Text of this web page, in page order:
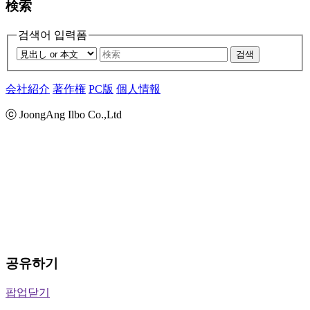
検索
검색어 입력폼
검색
会社紹介 著作権 PC版 個人情報
ⓒ JoongAng Ilbo Co.,Ltd
공유하기
팝업닫기